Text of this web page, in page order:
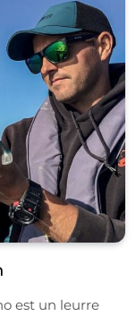
est un leurre